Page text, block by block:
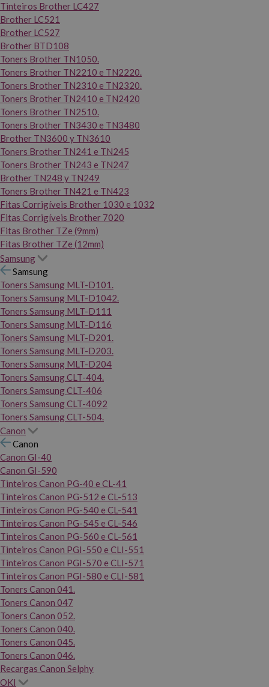
Tinteiros Brother LC427
Brother LC521
Brother LC527
Brother BTD108
Toners Brother TN1050.
Toners Brother TN2210 e TN2220.
Toners Brother TN2310 e TN2320.
Toners Brother TN2410 e TN2420
Toners Brother TN2510.
Toners Brother TN3430 e TN3480
Brother TN3600 y TN3610
Toners Brother TN241 e TN245
Toners Brother TN243 e TN247
Brother TN248 y TN249
Toners Brother TN421 e TN423
Fitas Corrigíveis Brother 1030 e 1032
Fitas Corrigíveis Brother 7020
Fitas Brother TZe (9mm)
Fitas Brother TZe (12mm)
Samsung
Samsung
Toners Samsung MLT-D101.
Toners Samsung MLT-D1042.
Toners Samsung MLT-D111
Toners Samsung MLT-D116
Toners Samsung MLT-D201.
Toners Samsung MLT-D203.
Toners Samsung MLT-D204
Toners Samsung CLT-404.
Toners Samsung CLT-406
Toners Samsung CLT-4092
Toners Samsung CLT-504.
Canon
Canon
Canon GI-40
Canon GI-590
Tinteiros Canon PG-40 e CL-41
Tinteiros Canon PG-512 e CL-513
Tinteiros Canon PG-540 e CL-541
Tinteiros Canon PG-545 e CL-546
Tinteiros Canon PG-560 e CL-561
Tinteiros Canon PGI-550 e CLI-551
Tinteiros Canon PGI-570 e CLI-571
Tinteiros Canon PGI-580 e CLI-581
Toners Canon 041.
Toners Canon 047
Toners Canon 052.
Toners Canon 040.
Toners Canon 045.
Toners Canon 046.
Recargas Canon Selphy
OKI